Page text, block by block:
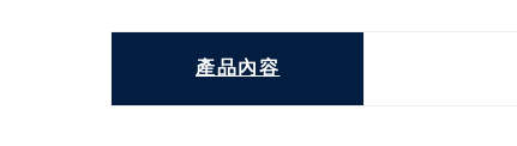
產品內容